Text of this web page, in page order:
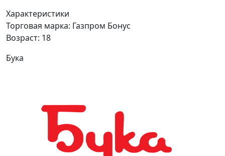
Характеристики
Торговая марка: Газпром Бонус
Возраст: 18
Бука